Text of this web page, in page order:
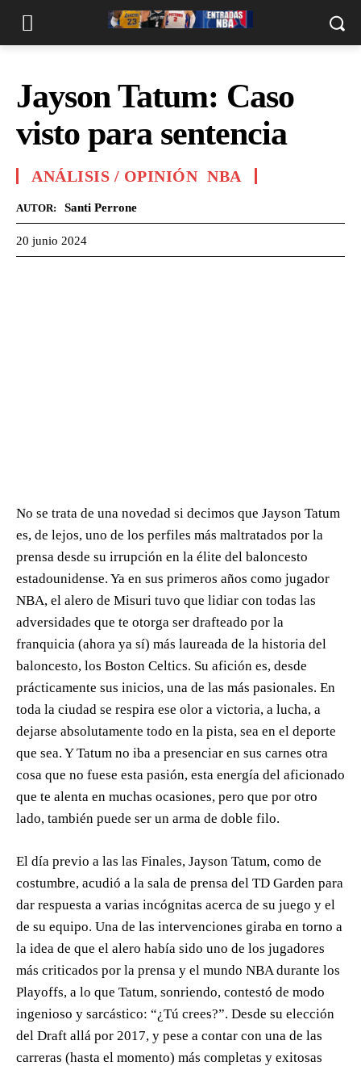
Jayson Tatum: Caso
visto para sentencia
ANÁLISIS / OPINIÓN NBA
AUTOR: Santi Perrone
20 junio 2024
No se trata de una novedad si decimos que Jayson Tatum
es, de lejos, uno de los perfiles más maltratados por la
prensa desde su irrupción en la élite del baloncesto
estadounidense. Ya en sus primeros años como jugador
NBA, el alero de Misuri tuvo que lidiar con todas las
adversidades que te otorga ser drafteado por la
franquicia (ahora ya sí) más laureada de la historia del
baloncesto, los Boston Celtics. Su afición es, desde
prácticamente sus inicios, una de las más pasionales. En
toda la ciudad se respira ese olor a victoria, a lucha, a
dejarse absolutamente todo en la pista, sea en el deporte
que sea. Y Tatum no iba a presenciar en sus carnes otra
cosa que no fuese esta pasión, esta energía del aficionado
que te alenta en muchas ocasiones, pero que por otro
lado, también puede ser un arma de doble filo.
El día previo a las las Finales, Jayson Tatum, como de
costumbre, acudió a la sala de prensa del TD Garden para
dar respuesta a varias incógnitas acerca de su juego y el
de su equipo. Una de las intervenciones giraba en torno a
la idea de que el alero había sido uno de los jugadores
más criticados por la prensa y el mundo NBA durante los
Playoffs, a lo que Tatum, sonriendo, contestó de modo
ingenioso y sarcástico: “¿Tú crees?”. Desde su elección
del Draft allá por 2017, y pese a contar con una de las
carreras (hasta el momento) más completas y exitosas